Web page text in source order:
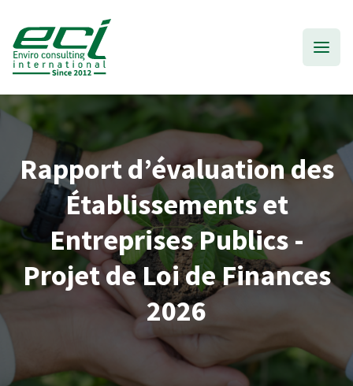
Rapport d’évaluation des
Établissements et
Entreprises Publics -
Projet de Loi de Finances
2026